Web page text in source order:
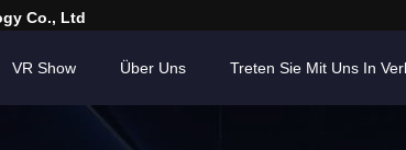
Co., Ltd
VR Show Über Uns Treten Sie Mit Uns In